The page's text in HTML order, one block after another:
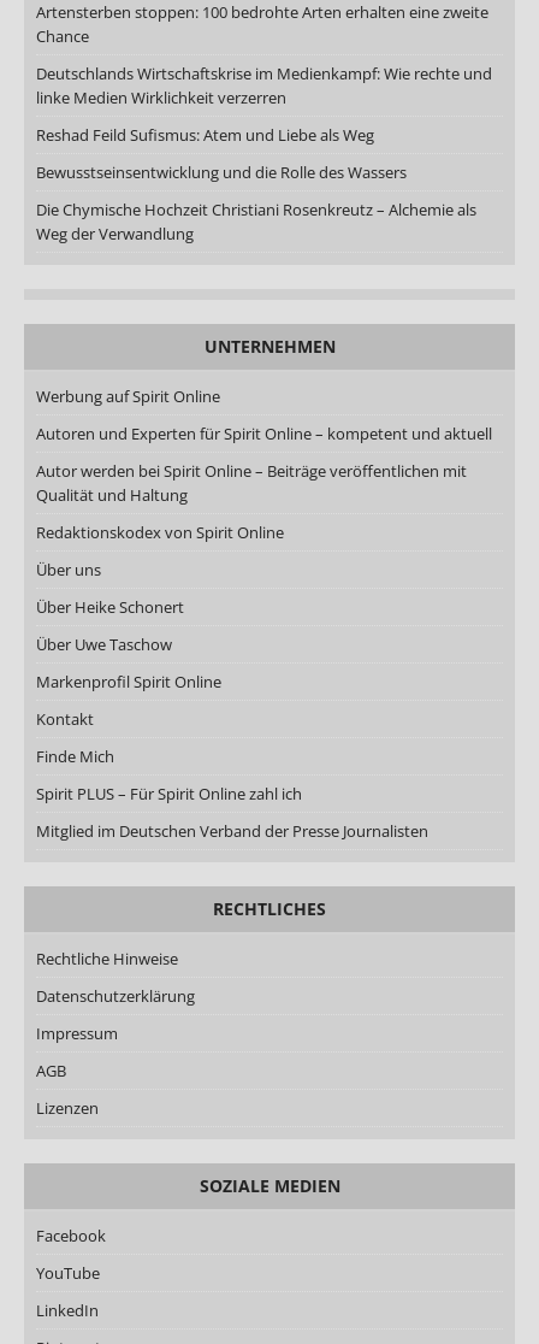
Artensterben stoppen: 100 bedrohte Arten erhalten eine zweite
Chance
Deutschlands Wirtschaftskrise im Medienkampf: Wie rechte und
linke Medien Wirklichkeit verzerren
Reshad Feild Sufismus: Atem und Liebe als Weg
Bewusstseinsentwicklung und die Rolle des Wassers
Die Chymische Hochzeit Christiani Rosenkreutz – Alchemie als
Weg der Verwandlung
UNTERNEHMEN
Werbung auf Spirit Online
Autoren und Experten für Spirit Online – kompetent und aktuell
Autor werden bei Spirit Online – Beiträge veröffentlichen mit
Qualität und Haltung
Redaktionskodex von Spirit Online
Über uns
Über Heike Schonert
Über Uwe Taschow
Markenprofil Spirit Online
Kontakt
Finde Mich
Spirit PLUS – Für Spirit Online zahl ich
Mitglied im Deutschen Verband der Presse Journalisten
RECHTLICHES
Rechtliche Hinweise
Datenschutzerklärung
Impressum
AGB
Lizenzen
SOZIALE MEDIEN
Facebook
YouTube
LinkedIn